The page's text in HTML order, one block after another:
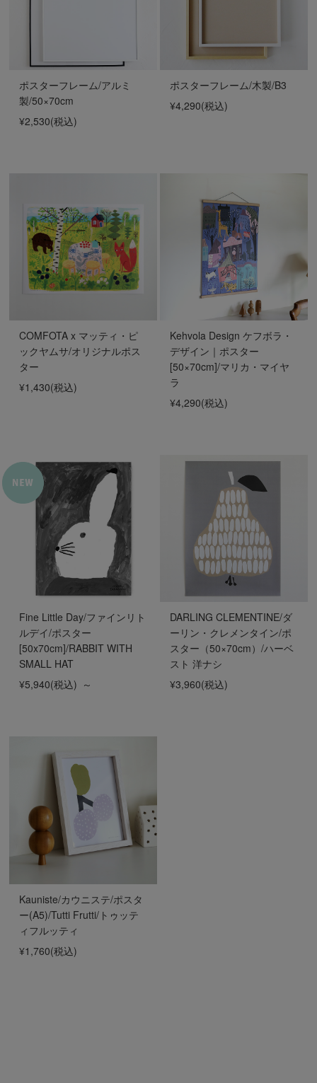
ポスターフレーム/アルミ
製/50×70cm
¥2,530(税込)
ポスターフレーム/木製/B3
¥4,290(税込)
COMFOTA x マッティ・ピ
ックヤムサ/オリジナルポス
ター
¥1,430(税込)
Kehvola Design ケフボラ・
デザイン｜ポスター
[50×70cm]/マリカ・マイヤ
ラ
¥4,290(税込)
Fine Little Day/ファインリト
ルデイ/ポスター
[50x70cm]/RABBIT WITH
SMALL HAT
¥5,940(税込) ～
DARLING CLEMENTINE/ダ
ーリン・クレメンタイン/ポ
スター（50×70cm）/ハーベ
スト 洋ナシ
¥3,960(税込)
Kauniste/カウニステ/ポスタ
ー(A5)/Tutti Frutti/トゥッテ
ィフルッティ
¥1,760(税込)